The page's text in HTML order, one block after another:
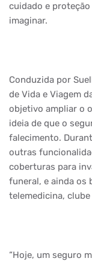
cuidado e
imaginar.
Conduzida por
de Vida e Viagem
objetivo ampliar o
ideia de que o
falecimento.
outras
coberturas para
funeral, e ainda os
telemedicina,
“Hoje, um seguro